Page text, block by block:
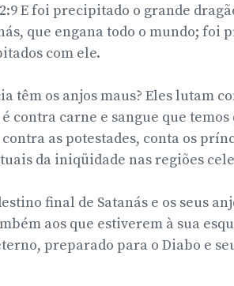
E foi precipitado o grande
que engana todo o mundo; foi
com ele.
têm os anjos maus? Eles lutam
é contra carne e sangue que
as potestades, conta os
da iniqüidade nas regiões
final de Satanás e os seus
aos que estiverem à sua
preparado para o Diabo e